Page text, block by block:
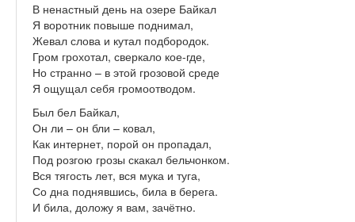
В ненастный день на озере Байкал
Я воротник повыше поднимал,
Жевал слова и кутал подбородок.
Гром грохотал, сверкало кое-где,
Но странно – в этой грозовой среде
Я ощущал себя громоотводом.
Был бел Байкал,
Он ли – он бли – ковал,
Как интернет, порой он пропадал,
Под розгою грозы скакал бельчонком.
Вся тягость лет, вся мука и туга,
Со дна поднявшись, била в берега.
И била, доложу я вам, зачётно.